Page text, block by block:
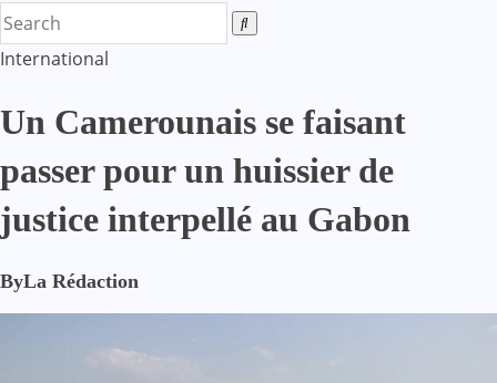
International
Un Camerounais se faisant
passer pour un huissier de
justice interpellé au Gabon
ByLa Rédaction